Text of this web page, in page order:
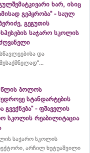
ხარ, ისიც
გეპყრობა“ - საულ
გეგუთის
საჯარო სკოლის
და
წლის ბოლოს
სტანდარტების
გვექნება“ - ფშაველის
სკოლის რეაბილიტაცია
საჯარო სკოლის
არჩილ ხუტუაშვილი